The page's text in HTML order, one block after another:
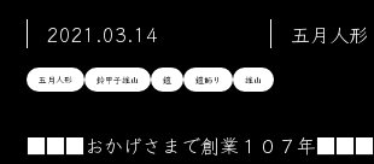
2021.03.14 五月人形
五月人形 鈴甲子雄山 鎧 鎧飾り 雄山
■■■おかげさまで創業１０７年■■■